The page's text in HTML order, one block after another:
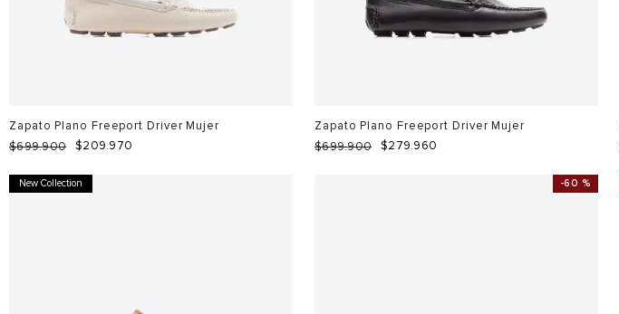
Zapato Plano Freeport Driver Mujer
$699.900 $209.970
Zapato Plano Freeport Driver Mujer
$699.900 $279.960
New Collection -60 %